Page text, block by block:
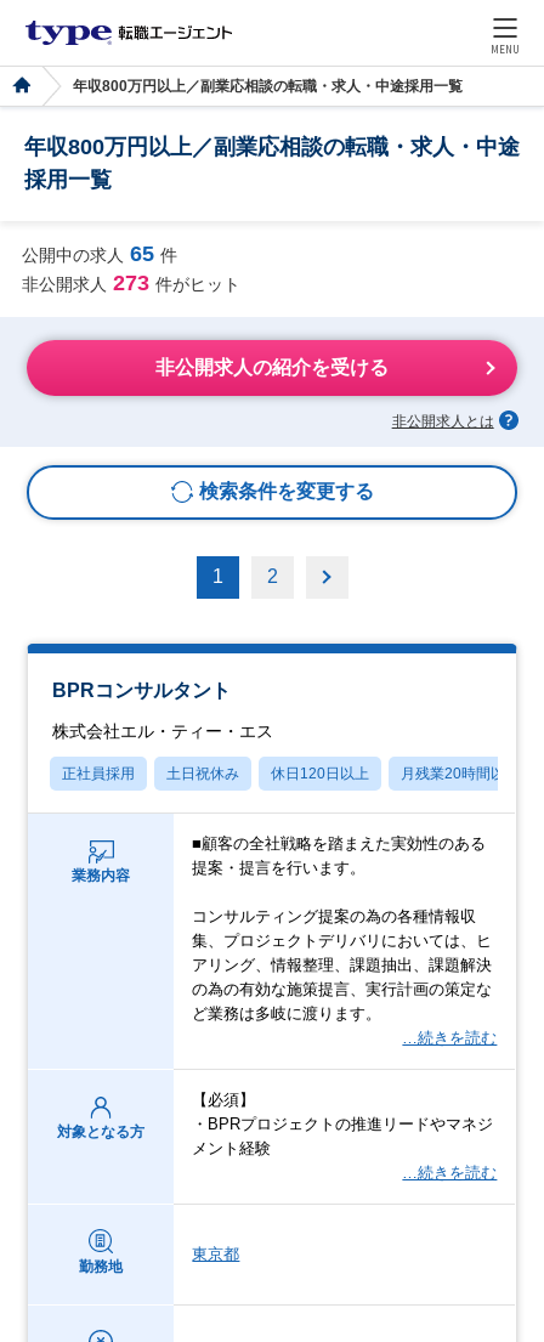
MENU
年収800万円以上／副業応相談の転職・求人・中途採用一覧
年収800万円以上／副業応相談の転職・求人・中途
採用一覧
公開中の求人 65 件
非公開求人 273 件がヒット
非公開求人の紹介を受ける
非公開求人とは
検索条件を変更する
1 2
BPRコンサルタント
株式会社エル・ティー・エス
正社員採用 土日祝休み 休日120日以上 月残業20時間以内
業務内容
■顧客の全社戦略を踏まえた実効性のある
提案・提言を行います。
コンサルティング提案の為の各種情報収
集、プロジェクトデリバリにおいては、ヒ
アリング、情報整理、課題抽出、課題解決
の為の有効な施策提言、実行計画の策定な
ど業務は多岐に渡ります。
…続きを読む
対象となる方
【必須】
・BPRプロジェクトの推進リードやマネジ
メント経験
…続きを読む
勤務地
東京都